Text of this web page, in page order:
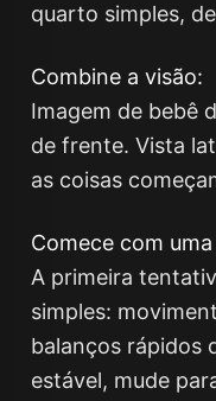
quarto simples,
Combine a visão:
Imagem de bebê
de frente. Vista
as coisas
Comece com
A primeira
simples:
balanços rápidos
estável, mude